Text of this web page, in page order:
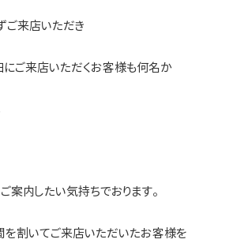
ご来店いただき
にご来店いただくお客様も何名か
案内したい気持ちでおります。
を割いてご来店いただいたお客様を